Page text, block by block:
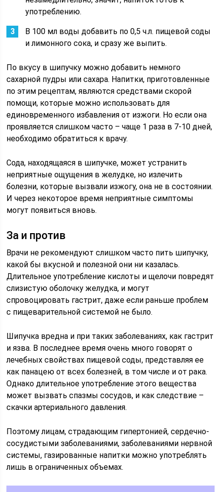
употреблению.
В 100 мл воды добавить по 0,5 ч.л. пищевой соды
и лимонного сока, и сразу же выпить.
По вкусу в шипучку можно добавить немного
сахарной пудры или сахара. Напитки, приготовленные
по этим рецептам, являются средствами скорой
помощи, которые можно использовать для
единовременного избавления от изжоги. Но если она
проявляется слишком часто – чаще 1 раза в 7-10 дней,
необходимо обратиться к врачу.
Сода, находящаяся в шипучке, может устранить
неприятные ощущения в желудке, но излечить
болезни, которые вызвали изжогу, она не в состоянии.
И через некоторое время неприятные симптомы
могут появиться вновь.
За и против
Врачи не рекомендуют слишком часто пить шипучку,
какой бы вкусной и полезной они ни казалась.
Длительное употребление кислоты и щелочи повредят
слизистую оболочку желудка, и могут
спровоцировать гастрит, даже если раньше проблем
с пищеварительной системой не было.
Шипучка вредна и при таких заболеваниях, как гастрит
и язва. В последнее время очень много говорят о
лечебных свойствах пищевой соды, представляя ее
как панацею от всех болезней, в том числе и от рака.
Однако длительное употребление этого вещества
может вызвать спазмы сосудов, и как следствие –
скачки артериального давления.
Поэтому лицам, страдающим гипертонией, сердечно-
сосудистыми заболеваниями, заболеваниями нервной
системы, газированные напитки можно употреблять
лишь в ограниченных объемах.